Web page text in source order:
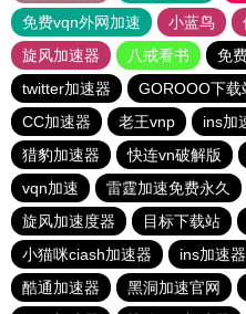
免费vqn外网加速
小蓝鸟
旋风加速器
八戒看书 免
twitter加速器
GOROOO下载
CC加速器
老王vnp ins加
猎豹加速器
快连vn破解版
vqn加速
雷霆加速免费永久
旋风加速度器
目标下载站
小猫咪ciash加速器
ins加速器
酷通加速器
黑洞加速官网